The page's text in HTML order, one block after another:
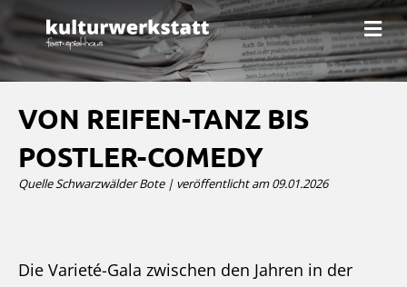
N
a
v
i
VON REIFEN-TANZ BIS
POSTLER-COMEDY
Quelle Schwarzwälder Bote | veröffentlicht am 09.01.2026
Die Varieté-Gala zwischen den Jahren in der